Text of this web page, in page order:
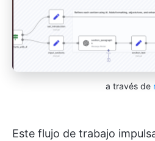
a través de
Este flujo de trabajo